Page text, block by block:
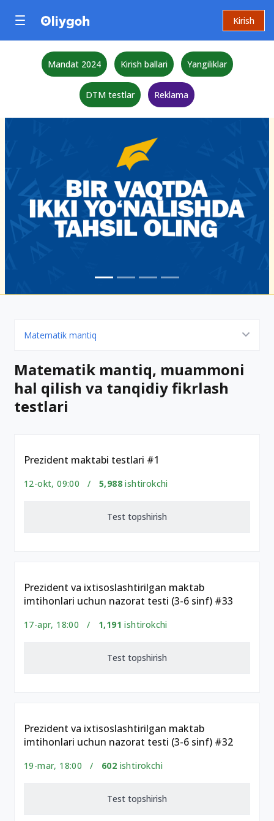
Kirish
Mandat 2024 Kirish ballari Yangiliklar
DTM testlar Reklama
Matematik mantiq
Matematik mantiq, muammoni
hal qilish va tanqidiy fikrlash
testlari
Prezident maktabi testlari #1
12-okt, 09:00 / 5,988 ishtirokchi
Test topshirish
Prezident va ixtisoslashtirilgan maktab
imtihonlari uchun nazorat testi (3-6 sinf) #33
17-apr, 18:00 / 1,191 ishtirokchi
Test topshirish
Prezident va ixtisoslashtirilgan maktab
imtihonlari uchun nazorat testi (3-6 sinf) #32
19-mar, 18:00 / 602 ishtirokchi
Test topshirish